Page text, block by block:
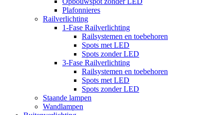
Plafonnieres
Railverlichting
1-Fase Railverlichting
Railsystemen en toebehoren
Spots met LED
Spots zonder LED
3-Fase Railverlichting
Railsystemen en toebehoren
Spots met LED
Spots zonder LED
Staande lampen
Wandlampen